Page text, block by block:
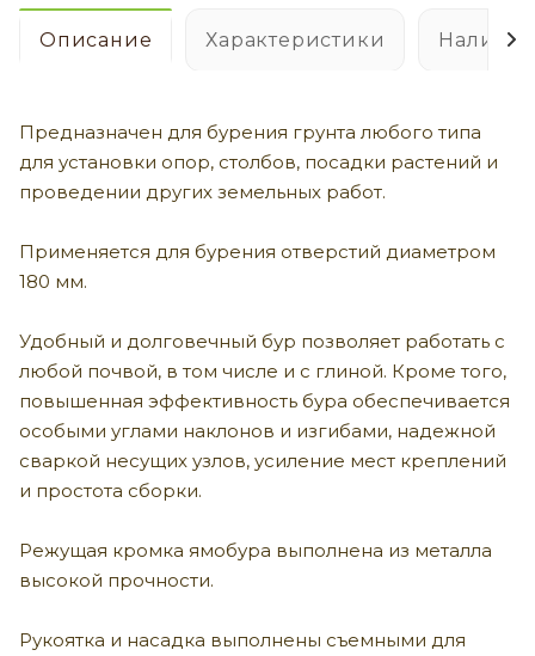
Описание Характеристики
Предназначен для бурения грунта любого типа
для установки опор, столбов, посадки растений и
проведении других земельных работ.
Применяется для бурения отверстий диаметром
180 мм.
Удобный и долговечный бур позволяет работать с
любой почвой, в том числе и с глиной. Кроме того,
повышенная эффективность бура обеспечивается
особыми углами наклонов и изгибами, надежной
сваркой несущих узлов, усиление мест креплений
и простота сборки.
Режущая кромка ямобура выполнена из металла
высокой прочности.
Рукоятка и насадка выполнены съемными для